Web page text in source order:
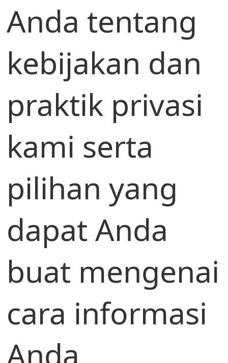
Anda tentang
kebijakan dan
praktik privasi
kami serta
pilihan yang
dapat Anda
buat mengenai
cara informasi
Anda